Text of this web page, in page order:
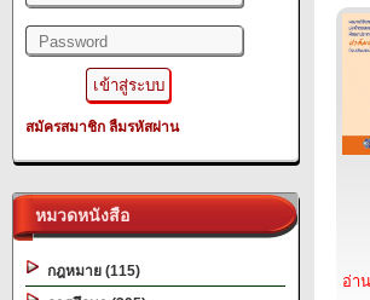
สมัครสมาชิก ลืมรหัสผ่าน
หมวดหนังสือ
กฎหมาย (115)
อ่า